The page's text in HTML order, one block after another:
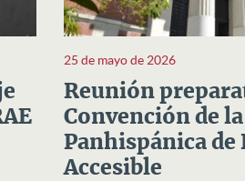
25 de mayo de 2026
Reunión
Convención de la
Panhispánica de
Accesible